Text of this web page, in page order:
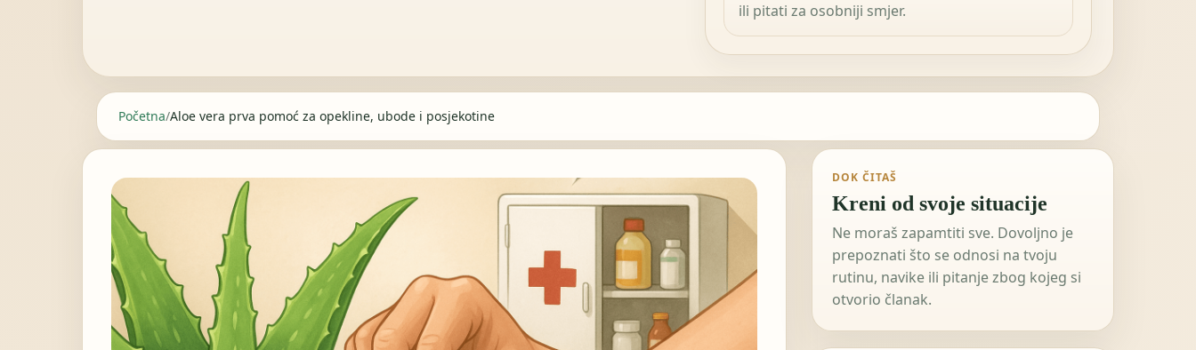
ili pitati za osobniji smjer.
Početna/Aloe vera prva pomoć za opekline, ubode i posjekotine
DOK ČITAŠ
Kreni od svoje situacije
Ne moraš zapamtiti sve. Dovoljno je
prepoznati što se odnosi na tvoju
rutinu, navike ili pitanje zbog kojeg si
otvorio članak.